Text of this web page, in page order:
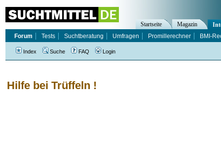
Hilfe bei Trüffeln !
Startseite Magazin
Forum
Tests Suchtberatung Umfragen Promillerechner BMI-
Index Suche FAQ Login